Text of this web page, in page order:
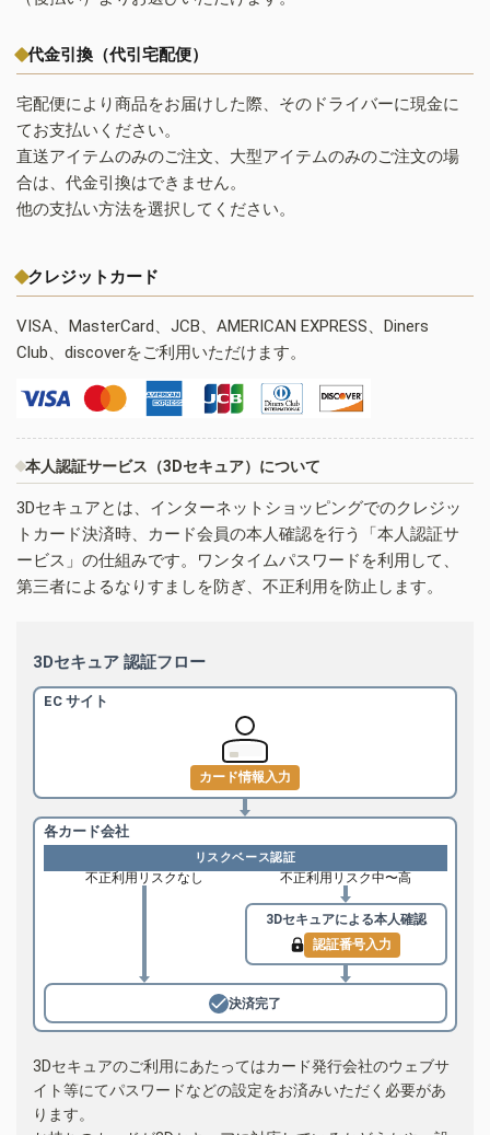
代金引換（代引宅配便）
宅配便により商品をお届けした際、そのドライバーに現金に
てお支払いください。
直送アイテムのみのご注文、大型アイテムのみのご注文の場
合は、代金引換はできません。
他の支払い方法を選択してください。
クレジットカード
VISA、MasterCard、JCB、AMERICAN EXPRESS、Diners
Club、discoverをご利用いただけます。
本人認証サービス（3Dセキュア）について
3Dセキュアとは、インターネットショッピングでのクレジッ
トカード決済時、カード会員の本人確認を行う「本人認証サ
ービス」の仕組みです。ワンタイムパスワードを利用して、
第三者によるなりすましを防ぎ、不正利用を防止します。
3Dセキュア 認証フロー
EC サイト
カード情報入力
各カード会社
リスクベース認証
不正利用リスクなし 不正利用リスク中〜高
3Dセキュアによる本人確認
認証番号入力
決済完了
3Dセキュアのご利用にあたってはカード発行会社のウェブサ
イト等にてパスワードなどの設定をお済みいただく必要があ
ります。